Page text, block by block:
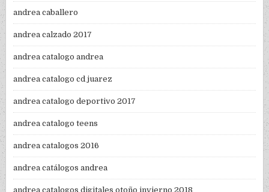
andrea caballero
andrea calzado 2017
andrea catalogo andrea
andrea catalogo cd juarez
andrea catalogo deportivo 2017
andrea catalogo teens
andrea catalogos 2016
andrea catálogos andrea
andrea catalogos digitales otoño invierno 2018